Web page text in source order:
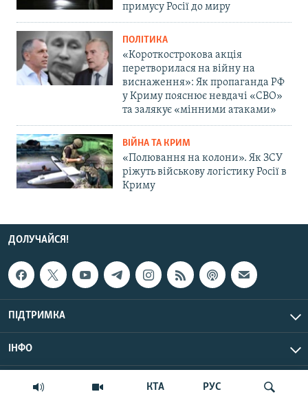
КТА РУС
примусу Росії до миру
ПОЛІТИКА
«Короткострокова акція
перетворилася на війну на
виснаження»: Як пропаганда РФ
у Криму пояснює невдачі «СВО»
та залякує «мінними атаками»
ВІЙНА ТА КРИМ
«Полювання на колони». Як ЗСУ
ріжуть військову логістику Росії в
Криму
ДОЛУЧАЙСЯ!
ПІДТРИМКА
ІНФО
© Крим.Реалії, 2026 | Усі права застережено.